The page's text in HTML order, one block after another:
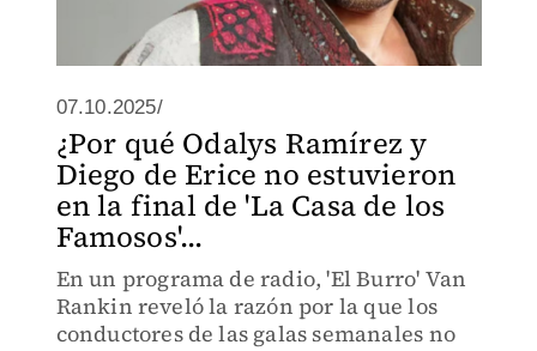
07.10.2025/
¿Por qué Odalys Ramírez y
Diego de Erice no estuvieron
en la final de 'La Casa de los
Famosos'...
En un programa de radio, 'El Burro' Van
Rankin reveló la razón por la que los
conductores de las galas semanales no